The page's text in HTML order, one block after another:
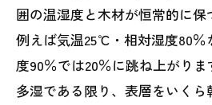
囲の温湿度と木材が恒常的に保
例えば気温25℃・相対湿度80％
度90％では20％に跳ね上がり
多湿である限り、表層をいく